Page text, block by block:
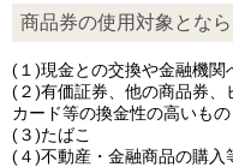
商品券の使用対象とな
(１)現金との交換や金融機関
(２)有価証券、他の商品券、
カード等の換金性の高いもの
(３)たばこ
(４)不動産・金融商品の購入